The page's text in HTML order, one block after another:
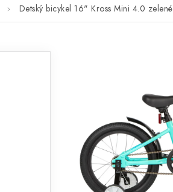
Detský bicykel 16" Kross Mini 4.0 zelené